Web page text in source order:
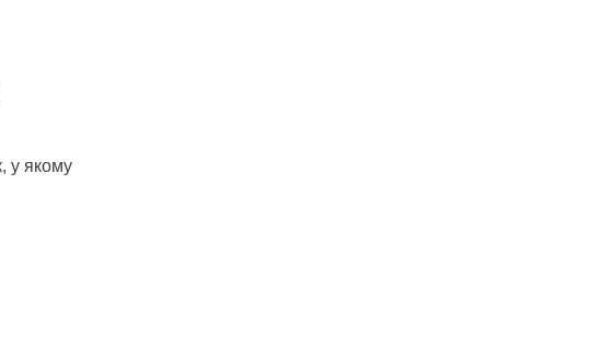
у якому